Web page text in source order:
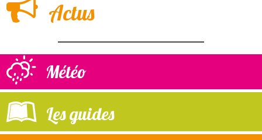
Actus
Météo
Les guides